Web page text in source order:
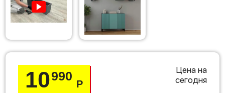
10990
Р
Цена на
сегодня